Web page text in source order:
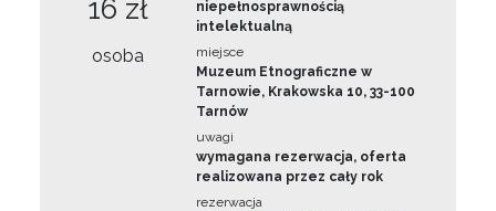
16 zł
osoba
niepełnosprawnością
intelektualną
miejsce
Muzeum Etnograficzne w
Tarnowie, Krakowska 10, 33-100
Tarnów
uwagi
wymagana rezerwacja, oferta
realizowana przez cały rok
rezerwacja